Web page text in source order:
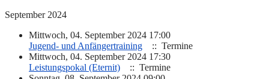
September 2024
Mittwoch, 04. September 2024 17:00
Jugend- und Anfängertraining
:: Termine
Mittwoch, 04. September 2024 17:30
Leistungspokal (Eternit)
:: Termine